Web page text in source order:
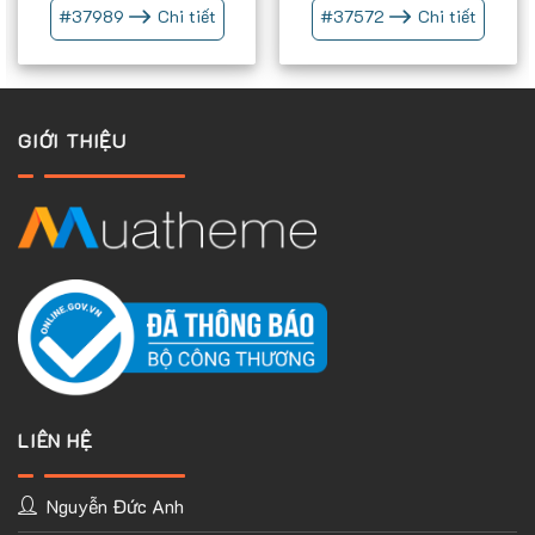
Chúng tôi tự hào rằng : Chúng tôi là 1 trong những đơn vị
do dúng tôi làm đều hỗ trợ tốt tất cả giao diện mobile
#37989 Chi tiết #37572 Chi tiết
GIỚI THIỆU
LIÊN HỆ
Nguyễn Đức Anh